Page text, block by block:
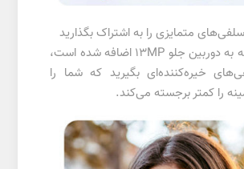
متمایزی را به اشتراک بگذارید
با جلوه بوکه که به دوربین جلو 13MP اضافه شده است،
خیره‌کننده‌ای بگیرید که شما را
را کمتر برجسته می‌کند.